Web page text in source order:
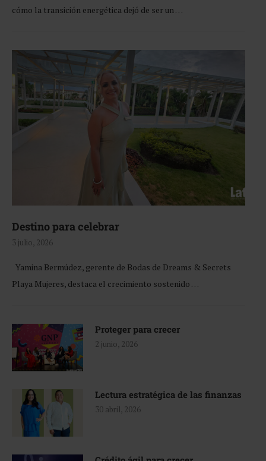
cómo la transición energética dejó de ser un …
Destino para celebrar
3 julio, 2026
Yamina Bermúdez, gerente de Bodas de Dreams & Secrets
Playa Mujeres, destaca el crecimiento sostenido …
Proteger para crecer
2 junio, 2026
Lectura estratégica de las finanzas
30 abril, 2026